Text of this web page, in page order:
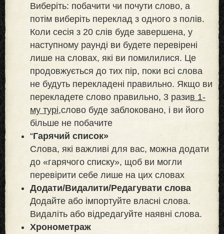
Виберіть: побачити чи почути слово, а
потім виберіть переклад з одного з полів.
Коли сесія з 20 слів буде завершена, у
наступному раунді ви будете перевірені
лише на словах, які ви помилилися. Це
продовжується до тих пір, поки всі слова
не будуть перекладені правильно. Якщо ви
перекладете слово правильно, 3 разив 1-
му турі,слово буде заблоковано, і ви його
більше не побачите
“Гарячий список»
Слова, які важливі для вас, можна додати
до «гарячого списку», щоб ви могли
перевірити себе лише на цих словах
Додати/Видалити/Редагувати слова
Додайте або імпортуйте власні слова.
Видаліть або відредагуйте наявні слова.
Хронометраж